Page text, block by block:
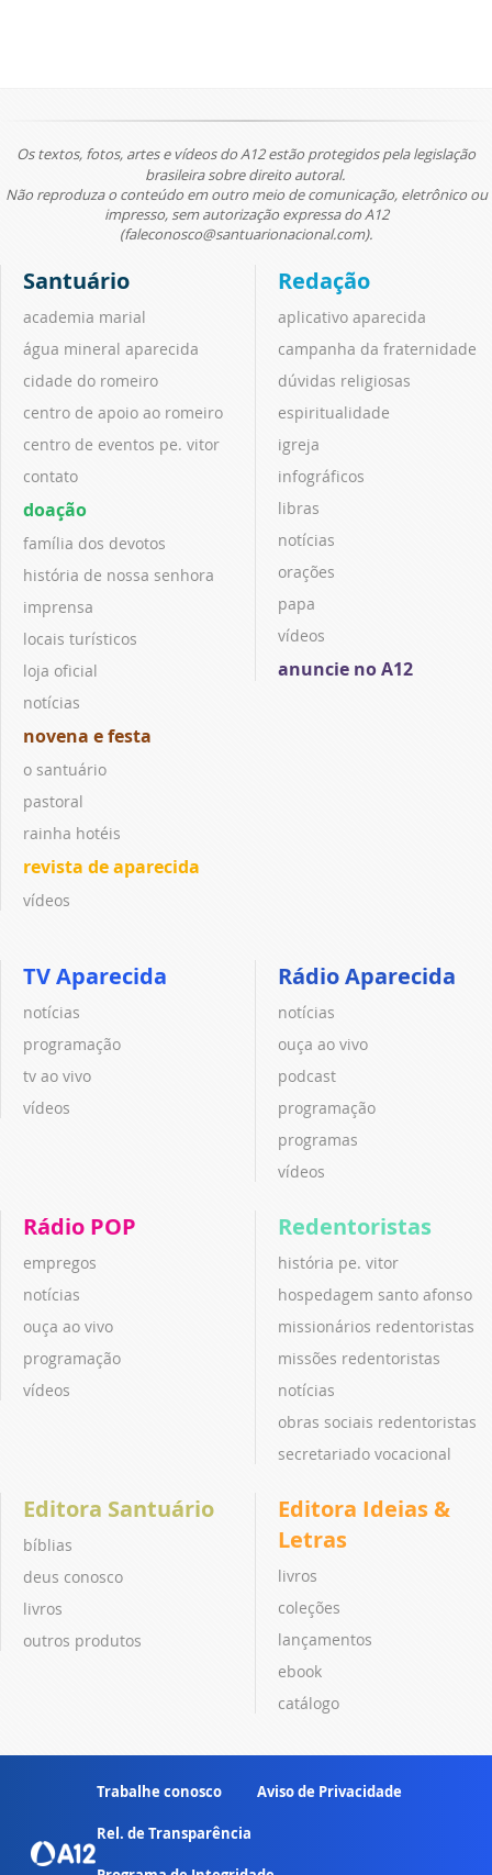
Os textos, fotos, artes e vídeos do A12 estão protegidos pela legislação
brasileira sobre direito autoral.
Não reproduza o conteúdo em outro meio de comunicação, eletrônico ou
impresso, sem autorização expressa do A12
(faleconosco@santuarionacional.com).
Santuário
academia marial
água mineral aparecida
cidade do romeiro
centro de apoio ao romeiro
centro de eventos pe. vitor
contato
doação
família dos devotos
história de nossa senhora
imprensa
locais turísticos
loja oficial
notícias
novena e festa
o santuário
pastoral
rainha hotéis
revista de aparecida
vídeos
Redação
aplicativo aparecida
campanha da fraternidade
dúvidas religiosas
espiritualidade
igreja
infográficos
libras
notícias
orações
papa
vídeos
anuncie no A12
TV Aparecida
notícias
programação
tv ao vivo
vídeos
Rádio Aparecida
notícias
ouça ao vivo
podcast
programação
programas
vídeos
Rádio POP
empregos
notícias
ouça ao vivo
programação
vídeos
Redentoristas
história pe. vitor
hospedagem santo afonso
missionários redentoristas
missões redentoristas
notícias
obras sociais redentoristas
secretariado vocacional
Editora Santuário
bíblias
deus conosco
livros
outros produtos
Editora Ideias &
Letras
livros
coleções
lançamentos
ebook
catálogo
Trabalhe conosco Aviso de Privacidade
Rel. de Transparência